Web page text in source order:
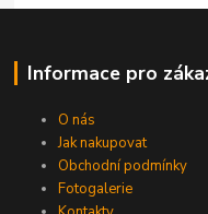
Informace pro
O nás
Jak nakupovat
Obchodní podmínky
Fotogalerie